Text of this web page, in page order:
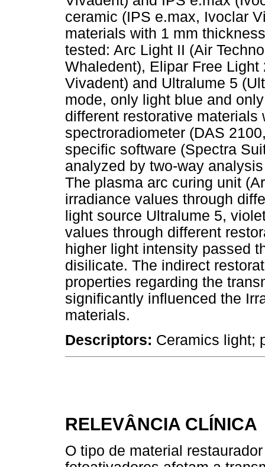
ceramic (IPS e.max, Ivoclar
materials with 1 mm
tested: Arc Light II (Air
Whaledent), Elipar Free
Vivadent) and Ultralume 5
mode, only light blue and
different restorative materials
spectroradiometer (DAS
specific software (Spectra
analyzed by two-way
The plasma arc curing unit
irradiance values through
light source Ultralume 5,
values through different
higher light intensity passed
disilicate. The indirect
properties regarding the
significantly influenced the
materials.
Descriptors: Ceramics light;
RELEVÂNCIA CLÍNICA
O tipo de material